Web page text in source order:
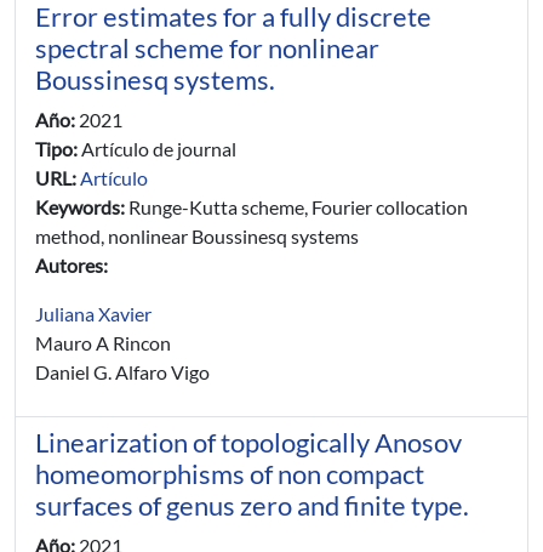
Error estimates for a fully discrete
spectral scheme for nonlinear
Boussinesq systems.
Año: 2021
Tipo:Artículo de journal
URL:Artículo
Keywords: Runge-Kutta scheme, Fourier collocation
method, nonlinear Boussinesq systems
Autores:
Juliana Xavier
Mauro A Rincon
Daniel G. Alfaro Vigo
Linearization of topologically Anosov
homeomorphisms of non compact
surfaces of genus zero and finite type.
Año: 2021